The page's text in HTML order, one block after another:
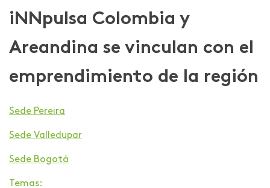
iNNpulsa Colombia y
Areandina se vinculan con el
emprendimiento de la región
Sede Pereira
Sede Valledupar
Sede Bogotá
Temas: